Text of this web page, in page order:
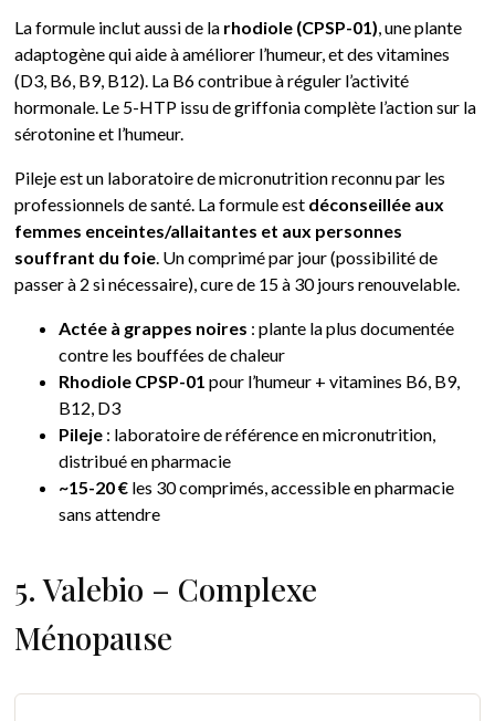
La formule inclut aussi de la rhodiole (CPSP-01), une plante
adaptogène qui aide à améliorer l’humeur, et des vitamines
(D3, B6, B9, B12). La B6 contribue à réguler l’activité
hormonale. Le 5-HTP issu de griffonia complète l’action sur la
sérotonine et l’humeur.
Pileje est un laboratoire de micronutrition reconnu par les
professionnels de santé. La formule est déconseillée aux
femmes enceintes/allaitantes et aux personnes
souffrant du foie. Un comprimé par jour (possibilité de
passer à 2 si nécessaire), cure de 15 à 30 jours renouvelable.
Actée à grappes noires : plante la plus documentée
contre les bouffées de chaleur
Rhodiole CPSP-01 pour l’humeur + vitamines B6, B9,
B12, D3
Pileje : laboratoire de référence en micronutrition,
distribué en pharmacie
~15-20 € les 30 comprimés, accessible en pharmacie
sans attendre
5. Valebio – Complexe
Ménopause